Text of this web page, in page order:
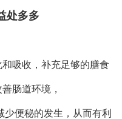
处多多
吸收，补充足够的膳食
肠道环境，
少便秘的发生，从而有利